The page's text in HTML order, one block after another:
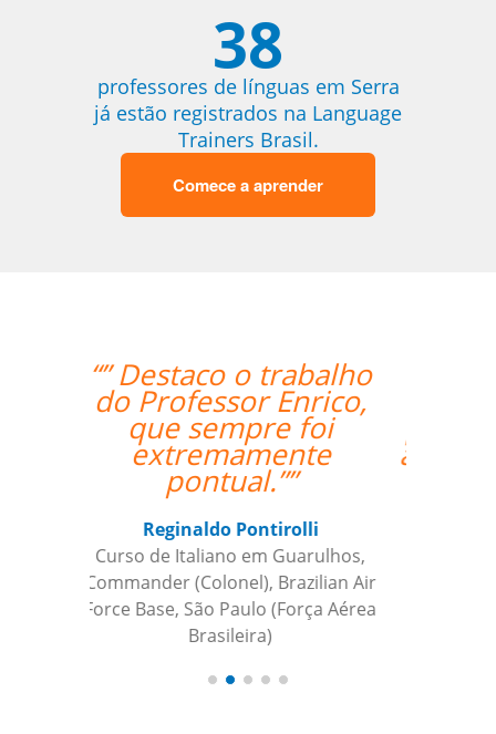
38
professores de línguas em Serra
já estão registrados na Language
Trainers Brasil.
Comece a aprender
“”As aulas foram
maravilhosas. O
professor foi ótimo e
atencioso e altamente
recomendado.””
Sameer Gafoor
Curso de Alemão em Chicago